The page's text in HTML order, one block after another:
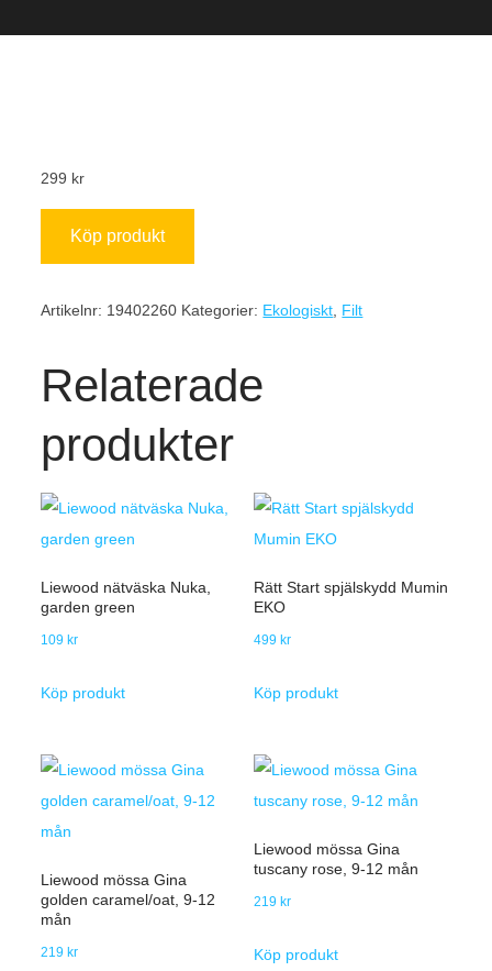
299 kr
Köp produkt
Artikelnr: 19402260 Kategorier: Ekologiskt Filt
Relaterade
produkter
Liewood nätväska Nuka,
garden green
109 kr
Köp produkt
Rätt Start spjälskydd Mumin
EKO
499 kr
Köp produkt
Liewood mössa Gina
golden caramel/oat, 9-12
mån
219kr
Liewood mössa Gina
tuscany rose, 9-12 mån
219kr
Köp produkt